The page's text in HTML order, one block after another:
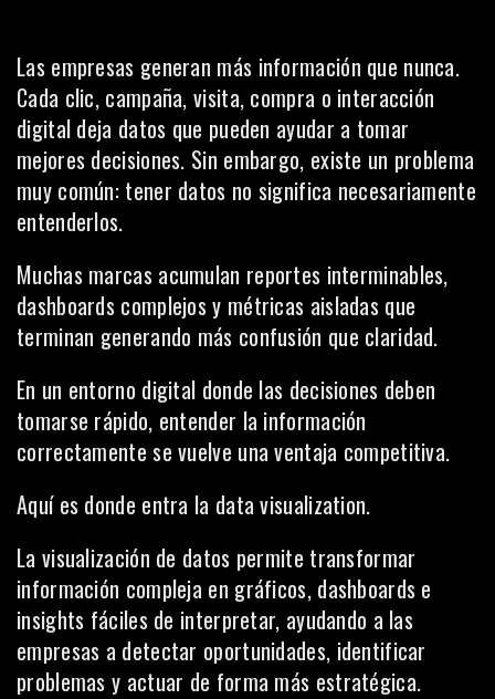
Las empresas generan más información que nunca.
Cada clic, campaña, visita, compra o interacción
digital deja datos que pueden ayudar a tomar
mejores decisiones. Sin embargo, existe un problema
muy común: tener datos no significa necesariamente
entenderlos.
Muchas marcas acumulan reportes interminables,
dashboards complejos y métricas aisladas que
terminan generando más confusión que claridad.
En un entorno digital donde las decisiones deben
tomarse rápido, entender la información
correctamente se vuelve una ventaja competitiva.
Aquí es donde entra la data visualization.
La visualización de datos permite transformar
información compleja en gráficos, dashboards e
insights fáciles de interpretar, ayudando a las
empresas a detectar oportunidades, identificar
problemas y actuar de forma más estratégica.